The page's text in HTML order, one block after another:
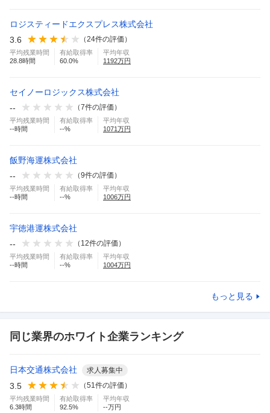
ロジスティードエクスプレス株式会社
3.6
（24件の評価）
平均残業時間
28.8時間
有給取得率
60.0%
平均年収
1192万円
セイノーロジックス株式会社
--
（7件の評価）
平均残業時間
--時間
有給取得率
--%
平均年収
1071 万円
飯野海運株式会社
--
（9件の評価）
平均残業時間
--時間
有給取得率
--%
平均年収
1006万円
宇徳港運株式会社
--
（ 12件の評価）
平均残業時間
--時間
有給取得率
--%
平均年収
1004万円
もっと見る
同じ業界のホワイト企業ランキング
日本交通株式会社 求人募集中
3.5 （51件の評価）
平均残業時間
6.3時間
有給取得率
92.5%
平均年収
--万円